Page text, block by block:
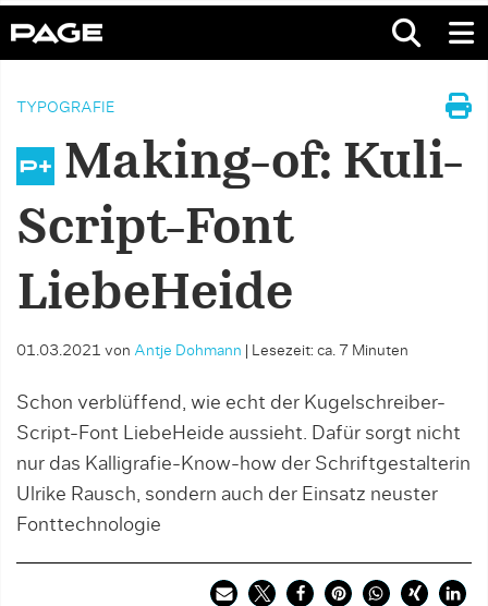
TYPOGRAFIE
Making-of: Kuli-
Script-Font
LiebeHeide
01.03.2021 von Antje Dohmann Lesezeit: ca. 7 Minuten
Schon verblüffend, wie echt der Kugelschreiber-
Script-Font LiebeHeide aussieht. Dafür sorgt nicht
nur das Kalligrafie-Know-how der Schriftgestalterin
Ulrike Rausch, sondern auch der Einsatz neuster
Fonttechnologie